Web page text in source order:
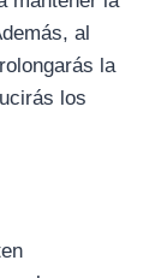
al
la
los